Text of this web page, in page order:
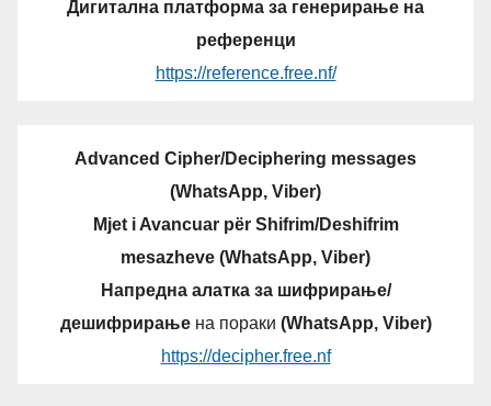
Дигитална платформа за генерирање на
референци
https://reference.free.nf/
Advanced Cipher/Deciphering messages
(WhatsApp, Viber)
Mjet i Avancuar për Shifrim/Deshifrim
mesazheve (WhatsApp, Viber)
Напредна алатка за шифрирање/
дешифрирањена пораки (WhatsApp, Viber)
https://decipher.free.nf